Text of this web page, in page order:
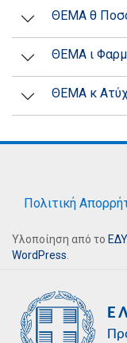
ΘΕΜΑ θ
ΘΕΜΑ ι
ΘΕΜΑ κ
Πολιτική
Υλοποίηση από το
WordPress.